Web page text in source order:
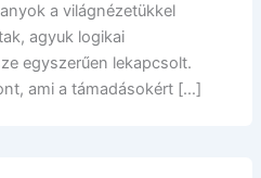
a világnézetükkel
agyuk logikai
egyszerűen lekapcsolt.
ami a támadásokért […]